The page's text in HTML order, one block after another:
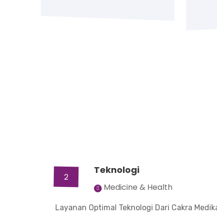
2
Teknologi
Medicine & Health
Layanan Optimal Teknologi Dari Cakra